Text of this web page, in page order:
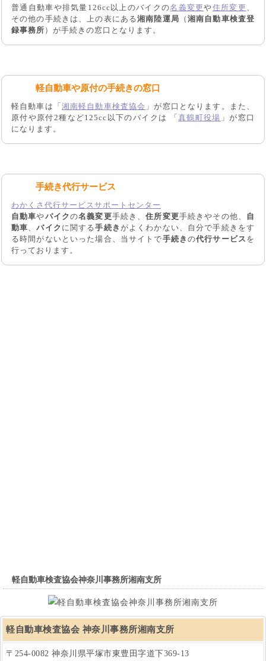
普通自動車や排気量126cc以上のバイクの名義変更や住所変更 、
その他の手続きは、上の表にある湘南陸運局 （ 湘南自動車検査登
録事務所 ）が手続きの窓口となります。
軽自動車や原付の手続きの窓口
軽自動車は「 湘南軽自動車検査協会 」が窓口となります。また、
原付や原付2種など125cc以下のバイクは 「真鶴町役場 」が窓口
になります。
手続き代行サービス
わかくさ代行サービスサポートセンター
自動車やバイク の名義変更手続き、住所変更手続きやその他、 自
動車、バイク に関する手続き がよくわかない、自分で手続きをす
る時間がないといった場合、当サイトで手続き の代行サービス を
行っております。
軽自動車検査協会神奈川事務所湘南支所
軽自動車検査協会 神奈川事務所湘南支所
〒254-0082 神奈川県平塚市東豊田字道下369-13